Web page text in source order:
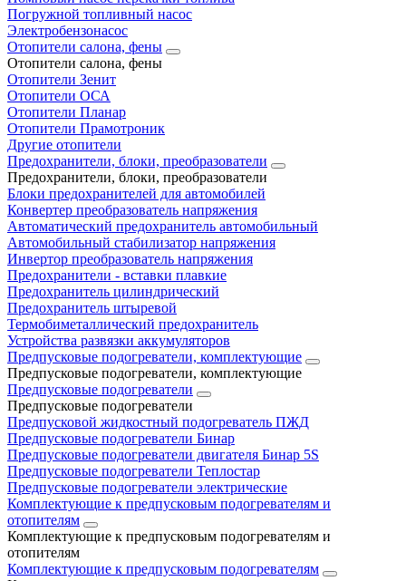
Погружной топливный насос
Электробензонасос
Отопители салона, фены
Отопители салона, фены
Отопители Зенит
Отопители ОСА
Отопители Планар
Отопители Прамотроник
Другие отопители
Предохранители, блоки, преобразователи
Предохранители, блоки, преобразователи
Блоки предохранителей для автомобилей
Конвертер преобразователь напряжения
Автоматический предохранитель автомобильный
Автомобильный стабилизатор напряжения
Инвертор преобразователь напряжения
Предохранители - вставки плавкие
Предохранитель цилиндрический
Предохранитель штыревой
Термобиметаллический предохранитель
Устройства развязки аккумуляторов
Предпусковые подогреватели, комплектующие
Предпусковые подогреватели, комплектующие
Предпусковые подогреватели
Предпусковые подогреватели
Предпусковой жидкостный подогреватель ПЖД
Предпусковые подогреватели Бинар
Предпусковые подогреватели двигателя Бинар 5S
Предпусковые подогреватели Теплостар
Предпусковые подогреватели электрические
Комплектующие к предпусковым подогревателям и
отопителям
Комплектующие к предпусковым подогревателям и
отопителям
Комплектующие к предпусковым подогревателям